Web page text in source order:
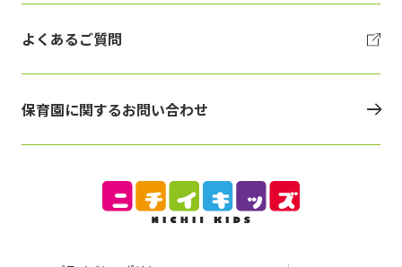
よくあるご質問
保育園に関するお問い合わせ